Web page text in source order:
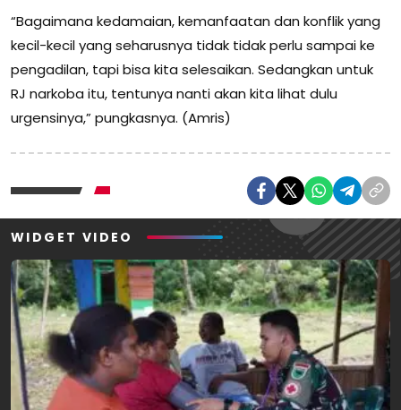
“Bagaimana kedamaian, kemanfaatan dan konflik yang
kecil-kecil yang seharusnya tidak tidak perlu sampai ke
pengadilan, tapi bisa kita selesaikan. Sedangkan untuk
RJ narkoba itu, tentunya nanti akan kita lihat dulu
urgensinya,” pungkasnya. (Amris)
WIDGET VIDEO